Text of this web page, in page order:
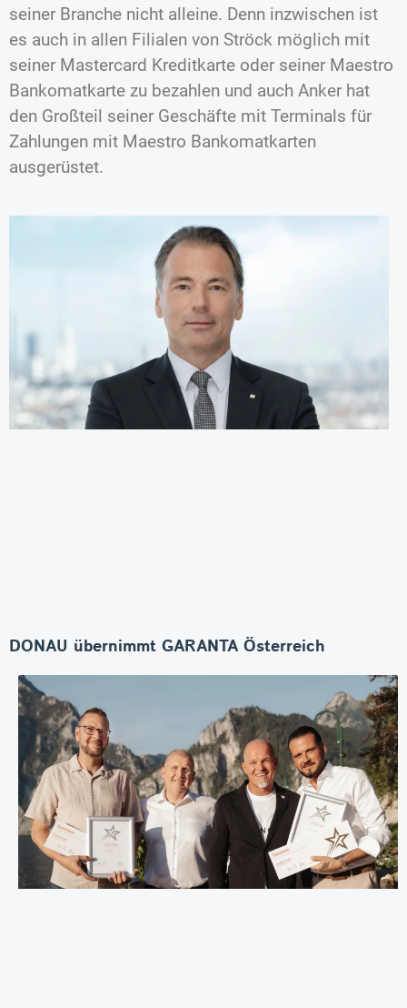
seiner Branche nicht alleine. Denn inzwischen ist
es auch in allen Filialen von Ströck möglich mit
seiner Mastercard Kreditkarte oder seiner Maestro
Bankomatkarte zu bezahlen und auch Anker hat
den Großteil seiner Geschäfte mit Terminals für
Zahlungen mit Maestro Bankomatkarten
ausgerüstet.
DONAU übernimmt GARANTA Österreich